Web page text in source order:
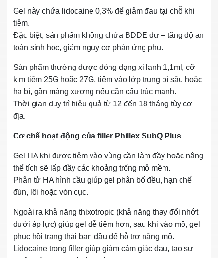
Gel này chứa lidocaine 0,3% để giảm đau tại chỗ khi
tiêm.
Đặc biệt, sản phẩm không chứa BDDE dư – tăng độ an
toàn sinh học, giảm nguy cơ phản ứng phụ.
Sản phẩm thường được đóng dạng xi lanh 1,1ml, cỡ
kim tiêm 25G hoặc 27G, tiêm vào lớp trung bì sâu hoặc
hạ bì, gần màng xương nếu cần cấu trúc mạnh.
Thời gian duy trì hiệu quả từ 12 đến 18 tháng tùy cơ
địa.
Cơ chế hoạt động của filler Phillex SubQ Plus
Gel HA khi được tiêm vào vùng cần làm đầy hoặc nâng
thể tích sẽ lấp đầy các khoảng trống mô mềm.
Phân tử HA hình cầu giúp gel phân bố đều, hạn chế
đùn, lồi hoặc vón cục.
Ngoài ra khả năng thixotropic (khả năng thay đổi nhớt
dưới áp lực) giúp gel dễ tiêm hơn, sau khi vào mô, gel
phục hồi trạng thái ban đầu để hỗ trợ nâng mô.
Lidocaine trong filler giúp giảm cảm giác đau, tạo sự